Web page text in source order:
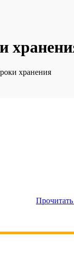
хранения